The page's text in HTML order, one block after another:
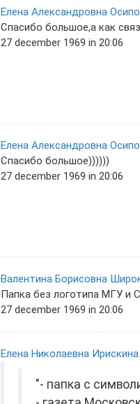
Елена Александровна
Спасибо большое,а как
27 december 1969 in 20:06
Елена Александровна
Спасибо большое))))))
27 december 1969 in 20:06
Валентина Борисовна
Папка без логотипа МГУ и
27 december 1969 in 20:06
Елена Николаевна Ирискина
"- папка с